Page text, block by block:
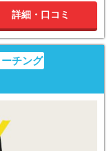
詳細・口コミ
チング